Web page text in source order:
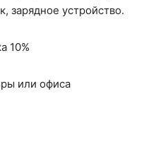
зарядное устройство.
10%
или офиса